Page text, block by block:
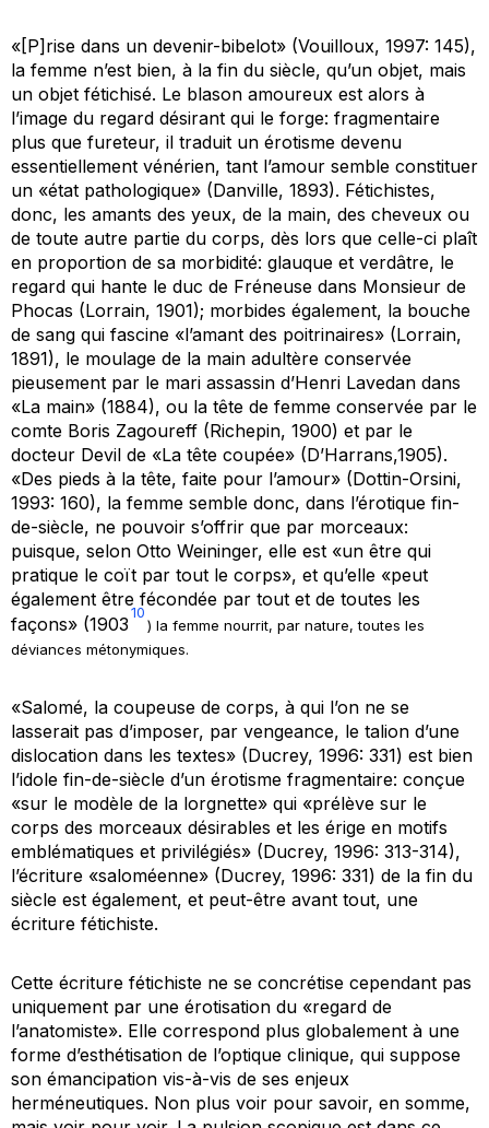
«[P]rise dans un devenir-bibelot» (Vouilloux, 1997: 145),
la femme n’est bien, à la fin du siècle, qu’un objet, mais
un objet fétichisé. Le blason amoureux est alors à
l’image du regard désirant qui le forge: fragmentaire
plus que fureteur, il traduit un érotisme devenu
essentiellement vénérien, tant l’amour semble constituer
un «état pathologique» (Danville, 1893). Fétichistes,
donc, les amants des yeux, de la main, des cheveux ou
de toute autre partie du corps, dès lors que celle-ci plaît
en proportion de sa morbidité: glauque et verdâtre, le
regard qui hante le duc de Fréneuse dans Monsieur de
Phocas (Lorrain, 1901); morbides également, la bouche
de sang qui fascine «l’amant des poitrinaires» (Lorrain,
1891), le moulage de la main adultère conservée
pieusement par le mari assassin d’Henri Lavedan dans
«La main» (1884), ou la tête de femme conservée par le
comte Boris Zagoureff (Richepin, 1900) et par le
docteur Devil de «La tête coupée» (D’Harrans,1905).
«Des pieds à la tête, faite pour l’amour» (Dottin-Orsini,
1993: 160), la femme semble donc, dans l’érotique fin-
de-siècle, ne pouvoir s’offrir que par morceaux:
puisque, selon Otto Weininger, elle est «un être qui
pratique le coït par tout le corps», et qu’elle «peut
également être fécondée par tout et de toutes les
façons» (1903
10
) la femme nourrit, par nature, toutes les
déviances métonymiques.
«Salomé, la coupeuse de corps, à qui l’on ne se
lasserait pas d’imposer, par vengeance, le talion d’une
dislocation dans les textes» (Ducrey, 1996: 331) est bien
l’idole fin-de-siècle d’un érotisme fragmentaire: conçue
«sur le modèle de la lorgnette» qui «prélève sur le
corps des morceaux désirables et les érige en motifs
emblématiques et privilégiés» (Ducrey, 1996: 313-314),
l’écriture «saloméenne» (Ducrey, 1996: 331) de la fin du
siècle est également, et peut-être avant tout, une
écriture fétichiste.
Cette écriture fétichiste ne se concrétise cependant pas
uniquement par une érotisation du «regard de
l’anatomiste». Elle correspond plus globalement à une
forme d’esthétisation de l’optique clinique, qui suppose
son émancipation vis-à-vis de ses enjeux
herméneutiques. Non plus voir pour savoir, en somme,